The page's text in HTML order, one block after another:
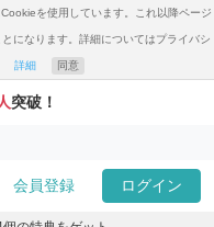
を使用しています。これ以降ページ
になります。詳細についてはプライバシ
詳細 同意
突破！
会員登録 ログイン